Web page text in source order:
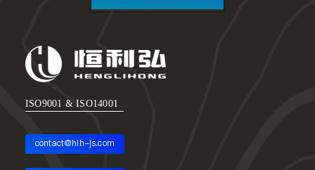
ISO9001 & ISO14001
contact@hlh-js.com